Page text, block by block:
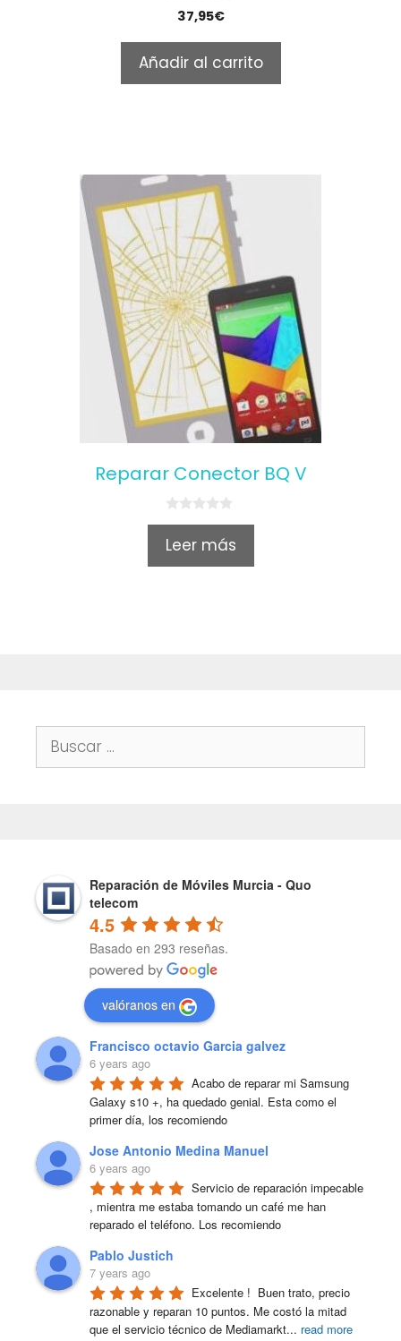
o
f
5
37,95€
Añadir al carrito
Reparar Conector BQ V
0
u
Leer más
Buscar:
Reparación de Móviles Murcia - Quo
telecom
4.5
Basado en 293 reseñas.
valóranos en
Francisco octavio Garcia galvez
6 years ago
Acabo de reparar mi Samsung
Galaxy s10 +, ha quedado genial. Esta como el
primer día, los recomiendo
Jose Antonio Medina Manuel
6 years ago
Servicio de reparación impecable
, mientra me estaba tomando un café me han
reparado el teléfono. Los recomiendo
Pablo Justich
7 years ago
Excelente !  Buen trato, precio
razonable y reparan 10 puntos. Me costó la mitad
que el servicio técnico de Mediamarkt... read more